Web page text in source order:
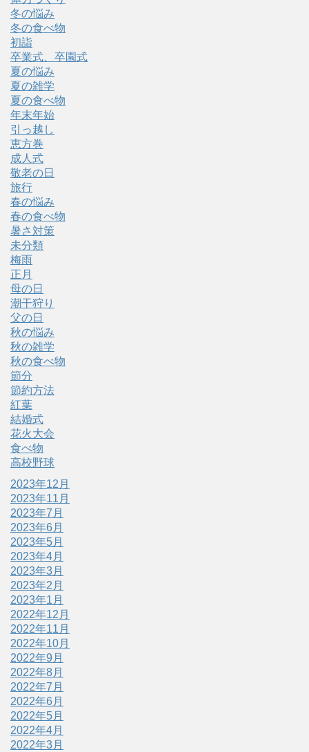
冬の悩み
冬の食べ物
初詣
卒業式、卒園式
夏の悩み
夏の雑学
夏の食べ物
年末年始
引っ越し
恵方巻
成人式
敬老の日
旅行
春の悩み
春の食べ物
暑さ対策
未分類
梅雨
正月
母の日
潮干狩り
父の日
秋の悩み
秋の雑学
秋の食べ物
節分
節約方法
紅葉
結婚式
花火大会
食べ物
高校野球
2023年12月
2023年11月
2023年7月
2023年6月
2023年5月
2023年4月
2023年3月
2023年2月
2023年1月
2022年12月
2022年11月
2022年10月
2022年9月
2022年8月
2022年7月
2022年6月
2022年5月
2022年4月
2022年3月